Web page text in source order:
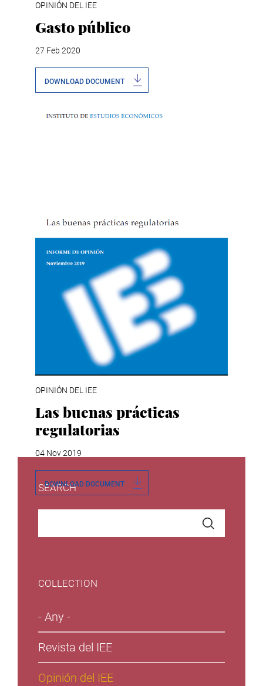
SEARCH
COLLECTION
- Any -
Revista del IEE
Opinión del IEE
OPINIÓN DEL IEE
Gasto público
27 Feb 2020
DOWNLOAD DOCUMENT
OPINIÓN DEL IEE
Las buenas prácticas
regulatorias
04 Nov 2019
DOWNLOAD DOCUMENT